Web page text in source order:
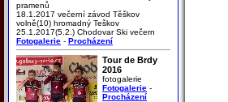
pramenů
18.1.2017 večerní závod Těškov
volně(10) hromadný Teškov
25.1.2017(5.2.) Chodovar Ski večern
Fotogalerie - Procházení
Tour de Brdy
2016
fotogalerie
Fotogalerie -
Procházení